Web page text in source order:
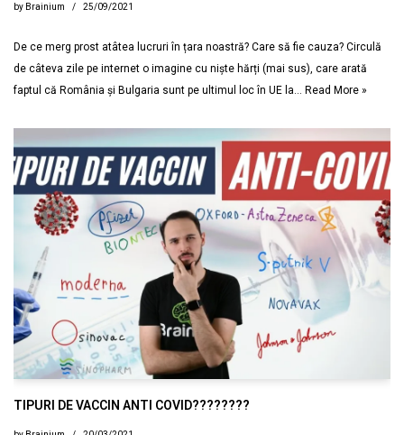
by Brainium 25/09/2021
De ce merg prost atâtea lucruri în țara noastră? Care să fie cauza? Circulă
de câteva zile pe internet o imagine cu niște hărți (mai sus), care arată
faptul că România și Bulgaria sunt pe ultimul loc în UE la… Read More »
TIPURI DE VACCIN ANTI COVID????????